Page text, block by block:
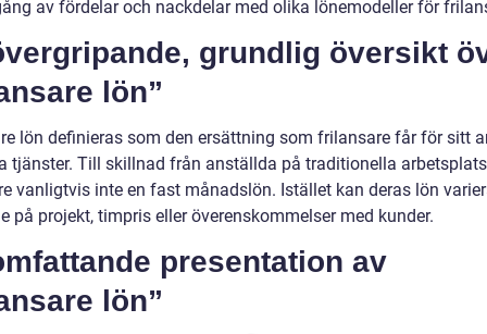
av fördelar och nackdelar med olika lönemodeller för
grundlig översikt
lön”
lön definieras som den ersättning som frilansare får för sitt
tjänster. Till skillnad från anställda på traditionella
vanligtvis inte en fast månadslön. Istället kan deras lön
på projekt, timpris eller överenskommelser med kunder.
presentation av
lön”